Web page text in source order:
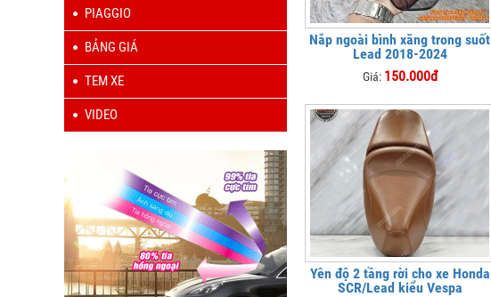
PIAGGIO
BẢNG GIÁ
TEM XE
VIDEO
Nắp ngoài bình xăng trong suốt
Lead 2018-2024
Giá: 150.000đ
Yên độ 2 tầng rời cho xe Honda
SCR/Lead kiểu Vespa